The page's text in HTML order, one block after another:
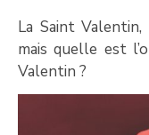
La Saint Valentin, fête des amoureux le 14 février,
mais quelle est
Valentin ?